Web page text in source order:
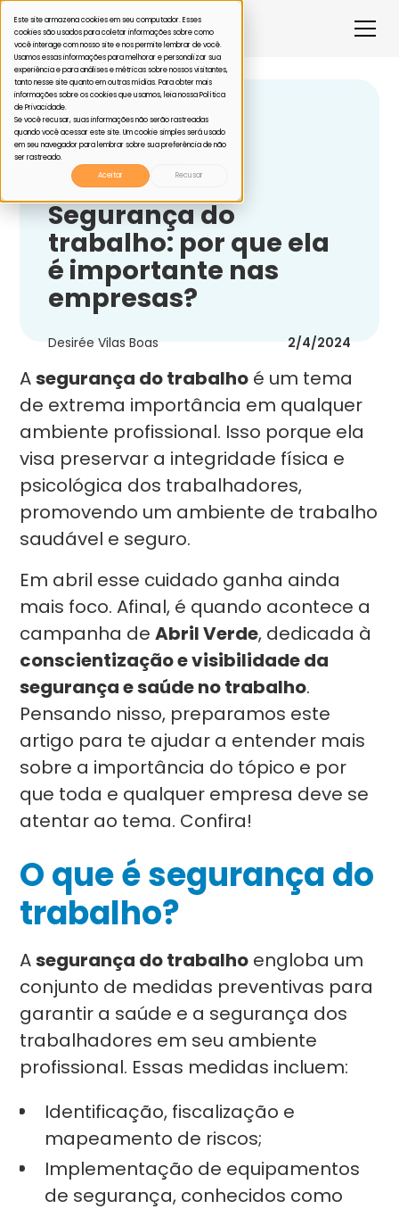
Este site armazena cookies em seu computador. Esses
cookies são usados para coletar informações sobre como
você interage com nosso site e nos permite lembrar de você.
Usamos essas informações para melhorar e personalizar sua
experiência e para análises e métricas sobre nossos visitantes,
tanto nesse site quanto em outras mídias. Para obter mais
informações sobre os cookies que usamos, leia nossa Política
de Privacidade.
Se você recusar, suas informações não serão rastreadas
quando você acessar este site. Um cookie simples será usado
em seu navegador para lembrar sobre sua preferência de não
ser rastreado.
Aceitar
Recusar
Voltar
Saúde corporativa
Segurança do
trabalho: por que ela
é importante nas
empresas?
Desirée Vilas Boas 2/4/2024
Asegurança do trabalho é um tema
de extrema importância em qualquer
ambiente profissional. Isso porque ela
visa preservar a integridade física e
psicológica dos trabalhadores,
promovendo um ambiente de trabalho
saudável e seguro.
Em abril esse cuidado ganha ainda
mais foco. Afinal, é quando acontece a
campanha deAbril Verde, dedicada à
conscientização e visibilidade da
segurança e saúde no trabalho.
Pensando nisso, preparamos este
artigo para te ajudar a entender mais
sobre a importância do tópico e por
que toda e qualquer empresa deve se
atentar ao tema. Confira!
O que é segurança do
trabalho?
Asegurança do trabalho engloba um
conjunto de medidas preventivas para
garantir a saúde e a segurança dos
trabalhadores em seu ambiente
profissional. Essas medidas incluem:
Identificação, fiscalização e
mapeamento de riscos;
Implementação de equipamentos
de segurança, conhecidos como